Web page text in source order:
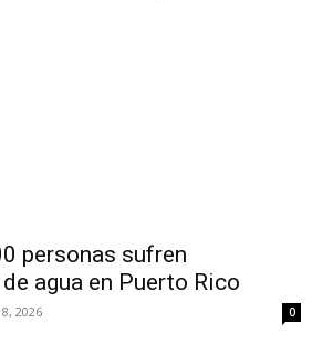
personas sufren
agua en Puerto Rico
2026 0